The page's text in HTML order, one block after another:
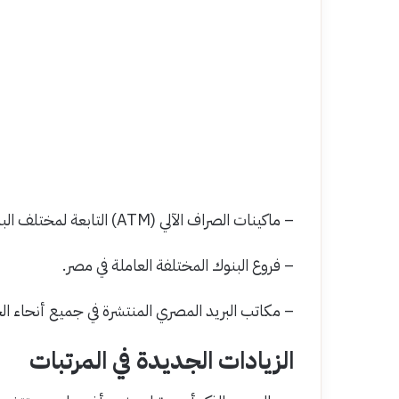
– ماكينات الصراف الآلي (ATM) التابعة لمختلف البنوك.
– فروع البنوك المختلفة العاملة في مصر.
– مكاتب البريد المصري المنتشرة في جميع أنحاء
الزيادات الجديدة في المرتبات